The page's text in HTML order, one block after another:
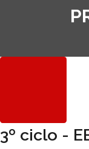
3º ciclo -